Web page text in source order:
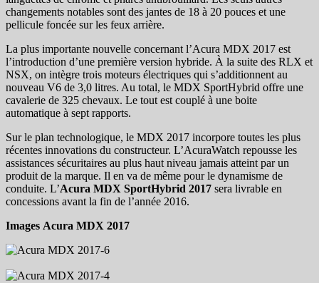
changements notables sont des jantes de 18 à 20 pouces et une
pellicule foncée sur les feux arrière.
La plus importante nouvelle concernant l’Acura MDX 2017 est
l’introduction d’une première version hybride. À la suite des RLX et
NSX, on intègre trois moteurs électriques qui s’additionnent au
nouveau V6 de 3,0 litres. Au total, le MDX SportHybrid offre une
cavalerie de 325 chevaux. Le tout est couplé à une boite
automatique à sept rapports.
Sur le plan technologique, le MDX 2017 incorpore toutes les plus
récentes innovations du constructeur. L’AcuraWatch repousse les
assistances sécuritaires au plus haut niveau jamais atteint par un
produit de la marque. Il en va de même pour le dynamisme de
conduite. L’Acura MDX SportHybrid 2017 sera livrable en
concessions avant la fin de l’année 2016.
Images Acura MDX 2017